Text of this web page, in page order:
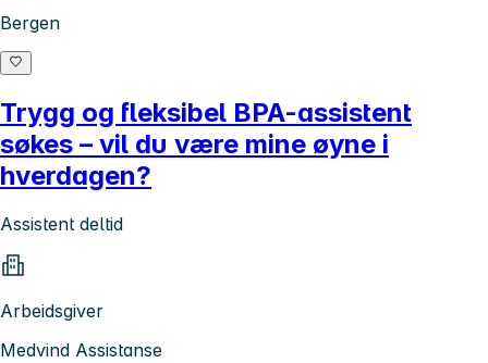
Bergen
Trygg og fleksibel BPA-assistent
søkes – vil du være mine øyne i
hverdagen?
Assistent deltid
Arbeidsgiver
Medvind Assistanse